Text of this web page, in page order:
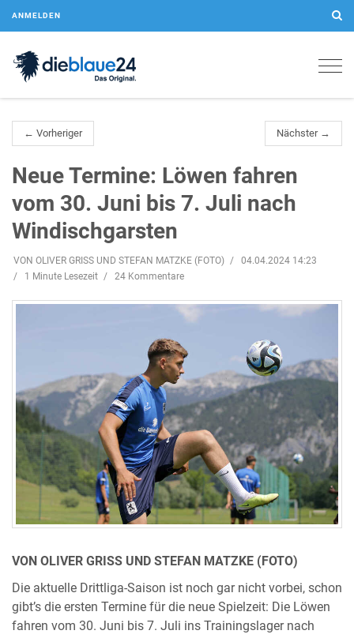
ANMELDEN
← Vorheriger Nächster →
Neue Termine: Löwen fahren
vom 30. Juni bis 7. Juli nach
Windischgarsten
VON OLIVER GRISS UND STEFAN MATZKE (FOTO)
04.04.2024 14:23
1 Minute Lesezeit
24 Kommentare
VON OLIVER GRISS UND STEFAN MATZKE (FOTO)
Die aktuelle Drittliga-Saison ist noch gar nicht vorbei, schon
gibt’s die ersten Termine für die neue Spielzeit: Die Löwen
fahren vom 30. Juni bis 7. Juli ins Trainingslager nach